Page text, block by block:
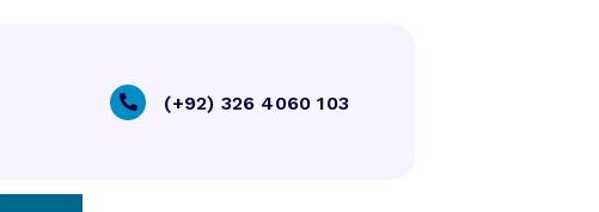
(+92) 326 4060 103
Innovative